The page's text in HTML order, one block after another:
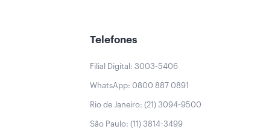
Telefones
Filial Digital: 3003-5406
WhatsApp: 0800 887 0891
Rio de Janeiro: (21) 3094-9500
São Paulo: (11) 3814-3499